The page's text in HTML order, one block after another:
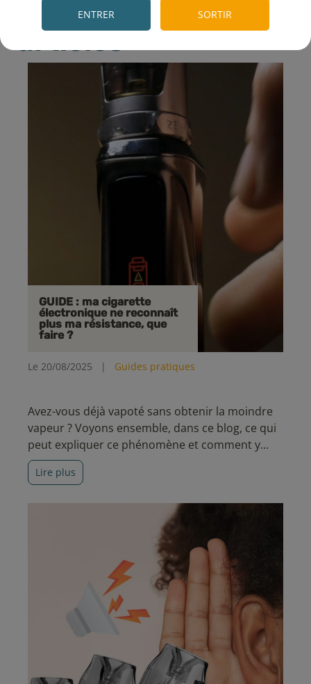
ENTRER SORTIR
articles
GUIDE : ma cigarette
électronique ne reconnaît
plus ma résistance, que
faire ?
Le 20/08/2025 | Guides pratiques
Avez-vous déjà vapoté sans obtenir la moindre
vapeur ? Voyons ensemble, dans ce blog, ce qui
peut expliquer ce phénomène et comment y
remédier simplement.
Lire plus